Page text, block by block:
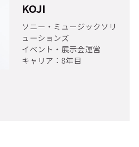
KOJI
ソニー・ミュージックソリ
ューションズ
イベント・展示会運営
キャリア：8年目